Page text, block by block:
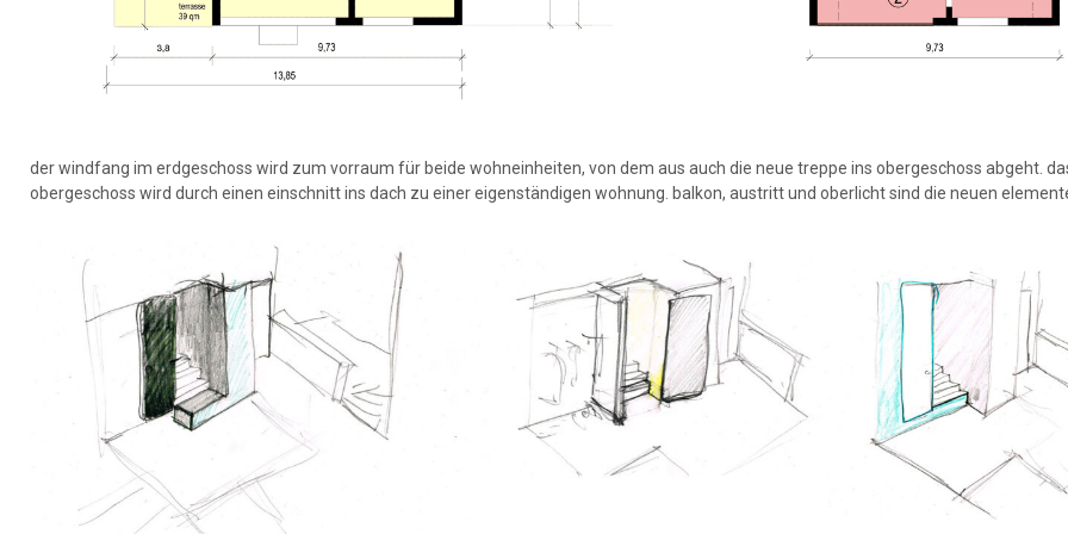
der windfang im erdgeschoss wird zum vorraum für beide wohneinheiten, von dem aus auch die neue treppe ins obergeschoss abgeht.
obergeschoss wird durch einen einschnitt ins dach zu einer eigenständigen wohnung. balkon, austritt und oberlicht sind die neuen